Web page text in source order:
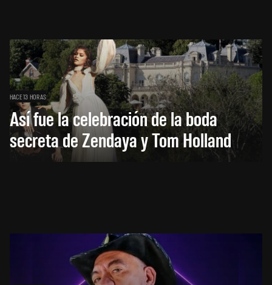
HACE 13 HORAS
Así fue la celebración de la boda
secreta de Zendaya y Tom Holland